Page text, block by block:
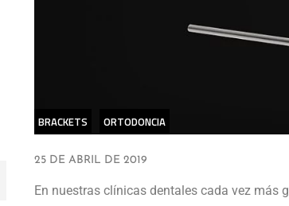
BRACKETS ORTODONCIA
25 DE ABRIL DE 2019
En nuestras clínicas dentales cada vez más